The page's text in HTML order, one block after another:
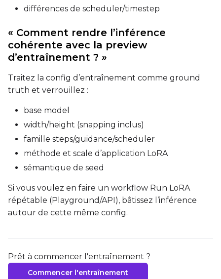
différences de scheduler/timestep
« Comment rendre l’inférence
cohérente avec la preview
d’entraînement ? »
Traitez la config d’entraînement comme ground
truth et verrouillez :
base model
width/height (snapping inclus)
famille steps/guidance/scheduler
méthode et scale d’application LoRA
sémantique de seed
Si vous voulez en faire un workflow Run LoRA
répétable (Playground/API), bâtissez l’inférence
autour de cette même config.
Prêt à commencer l'entraînement ?
Commencer l'entraînement